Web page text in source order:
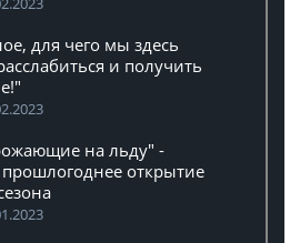
для чего мы здесь
и получить
на льду" -
открытие